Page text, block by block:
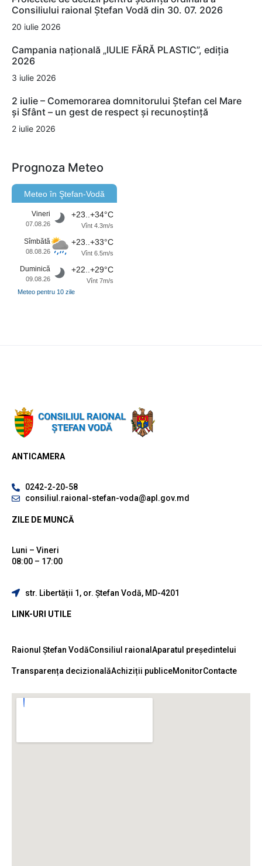
Consiliului raional Ștefan Vodă din 30. 07. 2026
20 iulie 2026
Campania națională „IULIE FĂRĂ PLASTIC”, ediția
2026
3 iulie 2026
2 iulie – Comemorarea domnitorului Ștefan cel Mare
și Sfânt – un gest de respect și recunoștință
2 iulie 2026
Prognoza Meteo
Meteo în Ştefan-Vodă
Vineri
07.08.26
+23..+34°C
Vînt 4.3m/s
Sîmbătă
08.08.26
+23..+33°C
Vînt 6.5m/s
Duminică
09.08.26
+22..+29°C
Vînt 7m/s
Meteo pentru 10 zile
ANTICAMERA
0242-2-20-58
consiliul.raional-stefan-voda@apl.gov.md
ZILE DE MUNCĂ
Luni – Vineri
08:00 – 17:00
str. Libertății 1, or. Ștefan Vodă, MD-4201
LINK-URI UTILE
Raionul Ștefan VodăConsiliul raional Aparatul președintelui
Transparența decizionalăAchiziții publiceMonitorContacte